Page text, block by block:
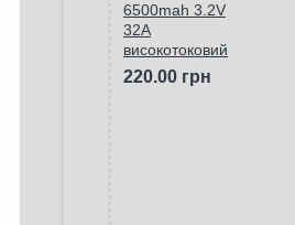
6500mah 3.2V
32A
високотоковий
220.00 грн